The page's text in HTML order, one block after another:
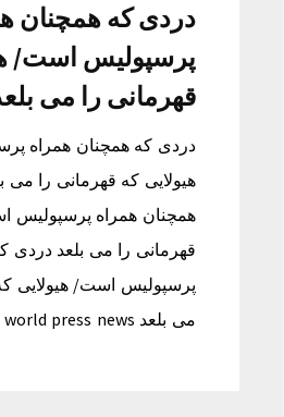
دردی که همچنان
پرسپولیس است/
قهرمانی را می
دردی که همچنان همراه
هیولایی که قهرمانی را می
همچنان همراه پرسپولیس
قهرمانی را می بلعد دردی
پرسپولیس است/ هیولایی
می بلعد world press news باران فیلم